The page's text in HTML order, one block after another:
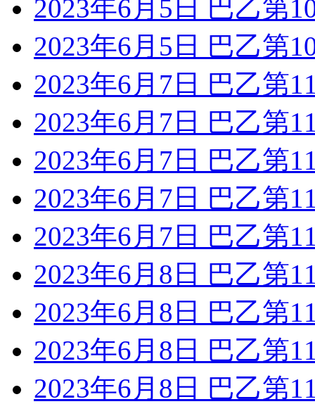
2023年6月5日 巴乙第
2023年6月5日 巴乙第
2023年6月7日 巴乙第
2023年6月7日 巴乙第
2023年6月7日 巴乙第
2023年6月7日 巴乙第
2023年6月7日 巴乙第
2023年6月8日 巴乙第
2023年6月8日 巴乙第
2023年6月8日 巴乙第
2023年6月8日 巴乙第